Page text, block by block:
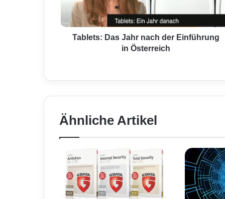
D
h
c
d
Tablets: Das Jahr nach der Einführung
in Österreich
Ähnliche Artikel